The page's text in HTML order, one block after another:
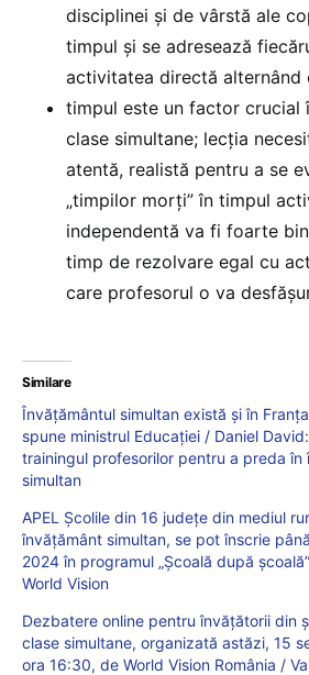
disciplinei şi de vârstă ale
timpul şi se adresează
activitatea directă alternând
timpul este un factor crucial
clase simultane; lecţia
atentă, realistă pentru a se
„timpilor morţi” în timpul
independentă va fi foarte
timp de rezolvare egal cu
care profesorul o va
Similare
Învățământul simultan există și în
spune ministrul Educației / Daniel
trainingul profesorilor pentru a preda în
simultan
APEL Școlile din 16 județe din mediul
învățământ simultan, se pot înscrie
2024 în programul „Școală după
World Vision
Dezbatere online pentru învățătorii din
clase simultane, organizată astăzi, 15
ora 16:30, de World Vision România /